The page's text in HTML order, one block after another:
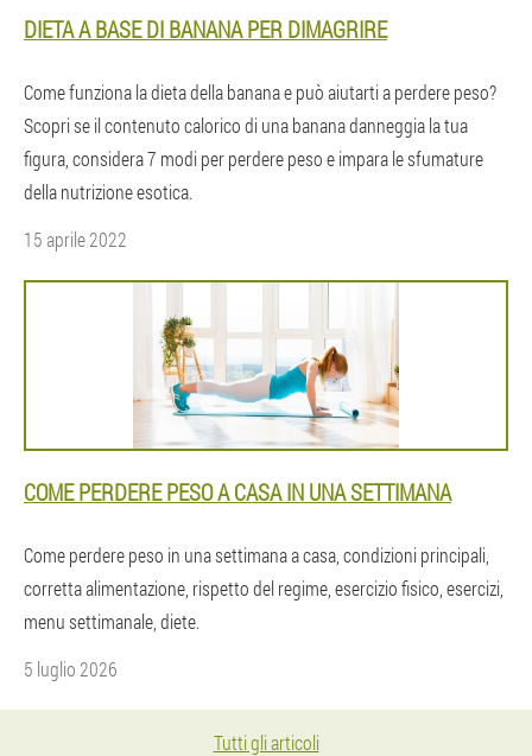
DIETA A BASE DI BANANA PER DIMAGRIRE
Come funziona la dieta della banana e può aiutarti a perdere peso?
Scopri se il contenuto calorico di una banana danneggia la tua
figura, considera 7 modi per perdere peso e impara le sfumature
della nutrizione esotica.
15 aprile 2022
COME PERDERE PESO A CASA IN UNA SETTIMANA
Come perdere peso in una settimana a casa, condizioni principali,
corretta alimentazione, rispetto del regime, esercizio fisico, esercizi,
menu settimanale, diete.
5 luglio 2026
Tutti gli articoli